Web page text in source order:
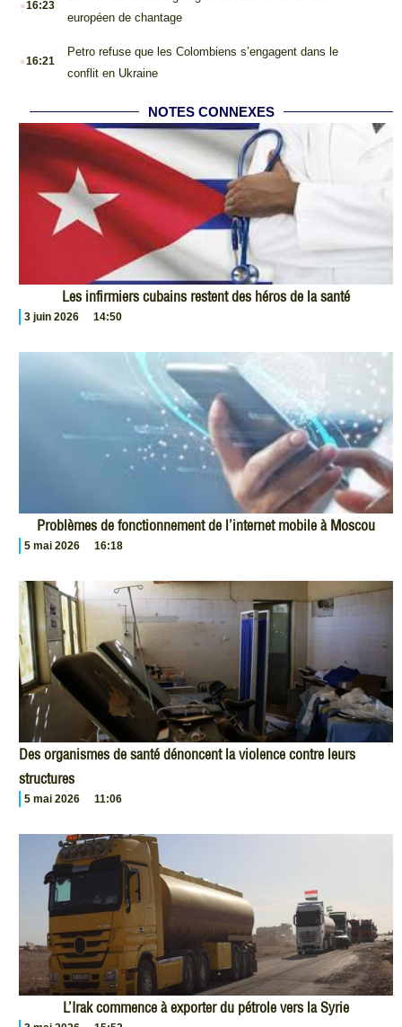
16:23
européen de chantage
.16:21
Petro refuse que les Colombiens s’engagent dans le
conflit en Ukraine
NOTES CONNEXES
Les infirmiers cubains restent des héros de la santé
3 juin 2026 14:50
Problèmes de fonctionnement de l’internet mobile à Moscou
5 mai 2026 16:18
Des organismes de santé dénoncent la violence contre leurs
structures
5 mai 2026 11:06
L’Irak commence à exporter du pétrole vers la Syrie